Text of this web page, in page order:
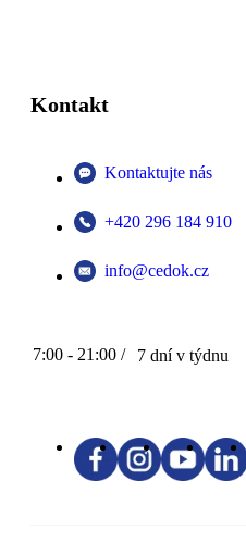
Kontakt
Kontaktujte nás
+420 296 184 910
info@cedok.cz
7:00 - 21:00 / 7 dní v týdnu